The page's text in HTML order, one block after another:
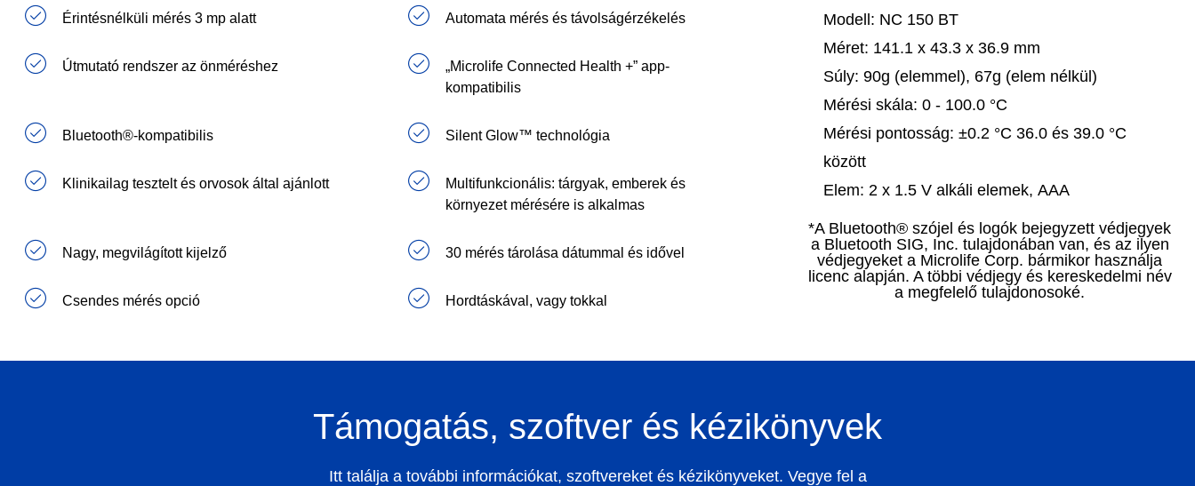
Érintésnélküli mérés 3 mp alatt Automata mérés és távolságérzékelés
Útmutató rendszer az önméréshez
„Microlife Connected Health +” app-
kompatibilis
Bluetooth®-kompatibilis Silent Glow™ technológia
Klinikailag tesztelt és orvosok által ajánlott
Multifunkcionális: tárgyak, emberek és
környezet mérésére is alkalmas
Nagy, megvilágított kijelző 30 mérés tárolása dátummal és idővel
Csendes mérés opció Hordtáskával, vagy tokkal
Modell: NC 150 BT
Méret: 141.1 x 43.3 x 36.9 mm
Súly: 90g (elemmel), 67g (elem nélkül)
Mérési skála: 0 - 100.0 °C
Mérési pontosság: ±0.2 °C 36.0 és 39.0 °C
között
Elem: 2 x 1.5 V alkáli elemek, AAA
*A Bluetooth® szójel és logók bejegyzett védjegyek
a Bluetooth SIG, Inc. tulajdonában van, és az ilyen
védjegyeket a Microlife Corp. bármikor használja
licenc alapján. A többi védjegy és kereskedelmi név
a megfelelő tulajdonosoké.
Támogatás, szoftver és kézikönyvek
Itt találja a további információkat, szoftvereket és kézikönyveket. Vegye fel a